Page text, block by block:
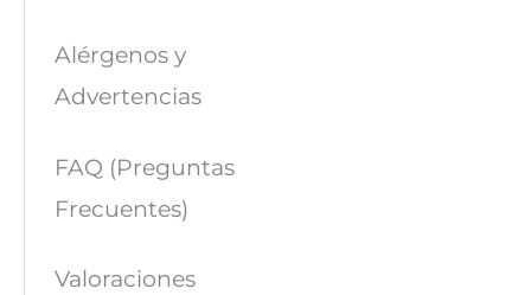
Alérgenos y
Advertencias
FAQ (Preguntas
Frecuentes)
Valoraciones